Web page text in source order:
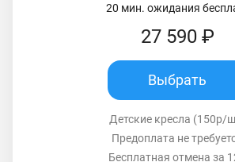
20 мин. ожидания
27 590 ₽
Выбрать
Детские кресла (150р/
Предоплата не
Бесплатная отмена за